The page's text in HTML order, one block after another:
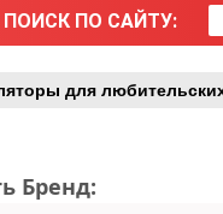
ПОИСК ПО САЙТУ:
для
Бренд: